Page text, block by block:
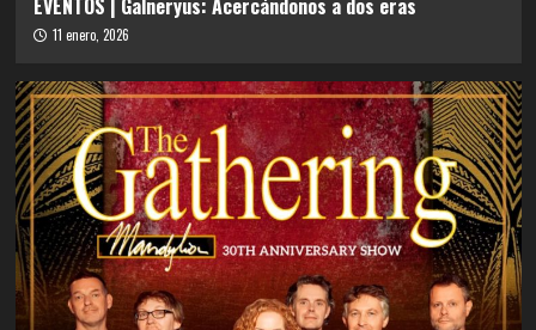
EVENTOS | Galneryus: Acercándonos a dos eras
11 enero, 2026